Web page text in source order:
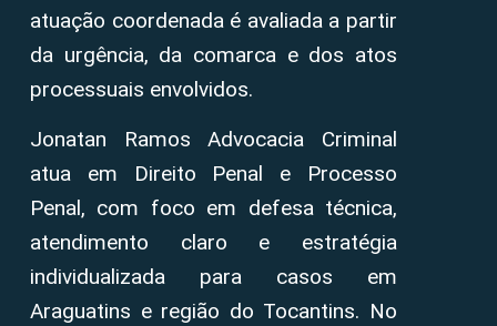
atuação coordenada é avaliada a partir
da urgência, da comarca e dos atos
processuais envolvidos.
Jonatan Ramos Advocacia Criminal
atua em Direito Penal e Processo
Penal, com foco em defesa técnica,
atendimento claro e estratégia
individualizada para casos em
Araguatins e região do Tocantins. No